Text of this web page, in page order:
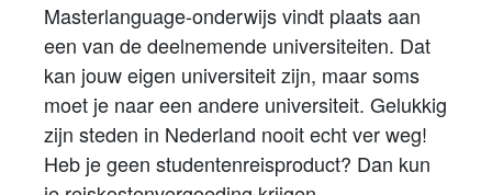
Masterlanguage-onderwijs vindt plaats aan
een van de deelnemende universiteiten. Dat
kan jouw eigen universiteit zijn, maar soms
moet je naar een andere universiteit. Gelukkig
zijn steden in Nederland nooit echt ver weg!
Heb je geen studentenreisproduct? Dan kun